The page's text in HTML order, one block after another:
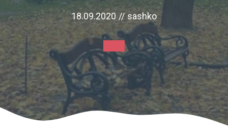
18.09.2020 // sashko